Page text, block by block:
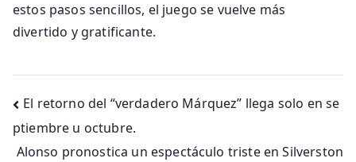
estos pasos sencillos, el juego se vuelve más
divertido y gratificante.
Navegación
de
El retorno del “verdadero Márquez” llega solo en se
ptiembre u octubre.
Alonso pronostica un espectáculo triste en Silverston